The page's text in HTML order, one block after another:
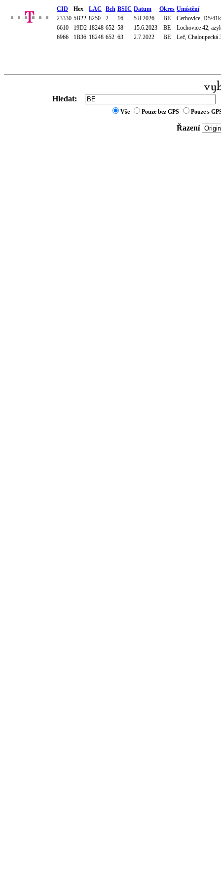
CID Hex LAC Bch BSIC Datum Okres Umístění
23330 5B22 8250 2 16 5.8.2026 BE
Cerhovice, D5/
6610
19D2 18248 652 58 15.6.2023 BE
Lochovice 42,
6966
1B36 18248 652 63 2.7.2022 BE Leč,
Hledat:
Vše Pouze bez GPS Pouze s
Řazení